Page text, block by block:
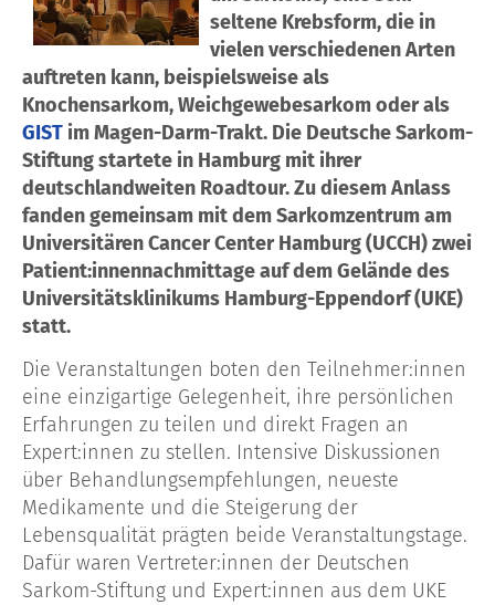
seltene Krebsform, die in
vielen verschiedenen Arten
auftreten kann, beispielsweise als
Knochensarkom, Weichgewebesarkom oder als
GIST im Magen-Darm-Trakt. Die Deutsche Sarkom-
Stiftung startete in Hamburg mit ihrer
deutschlandweiten Roadtour. Zu diesem Anlass
fanden gemeinsam mit dem Sarkomzentrum am
Universitären Cancer Center Hamburg (UCCH) zwei
Patient:innennachmittage auf dem Gelände des
Universitätsklinikums Hamburg-Eppendorf (UKE)
statt.
Die Veranstaltungen boten den Teilnehmer:innen
eine einzigartige Gelegenheit, ihre persönlichen
Erfahrungen zu teilen und direkt Fragen an
Expert:innen zu stellen. Intensive Diskussionen
über Behandlungsempfehlungen, neueste
Medikamente und die Steigerung der
Lebensqualität prägten beide Veranstaltungstage.
Dafür waren Vertreter:innen der Deutschen
Sarkom-Stiftung und Expert:innen aus dem UKE